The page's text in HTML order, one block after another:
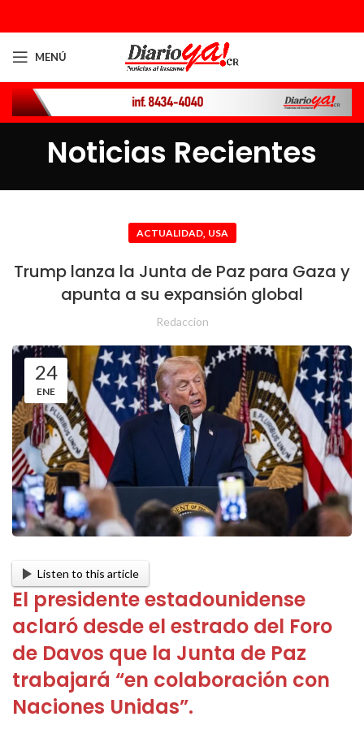
MENÚ
Noticias Recientes
ACTUALIDAD, USA
Trump lanza la Junta de Paz para Gaza y
apunta a su expansión global
Redaccion
24
ENE
Listen to this article
El presidente estadounidense
aclaró desde el estrado del Foro
de Davos que la Junta de Paz
trabajará “en colaboración con
Naciones Unidas”.